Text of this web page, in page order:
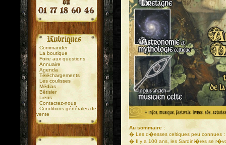
.
Commander
La boutique
Foire aux questions
Annuaire
Agenda
Téléchargements
Les coulisses
Médias
Bêtisier
Liens
Contactez-nous
Conditions générales de
vente
.
Au sommaire :
� Les d�esses celtiques peu connues :
� Il y a 100 ans, les Sardini�res se